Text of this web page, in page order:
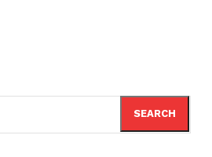
SEARCH